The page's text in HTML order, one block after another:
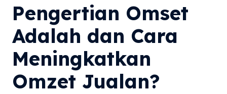
Pengertian Omset
Adalah dan Cara
Meningkatkan
Omzet Jualan?